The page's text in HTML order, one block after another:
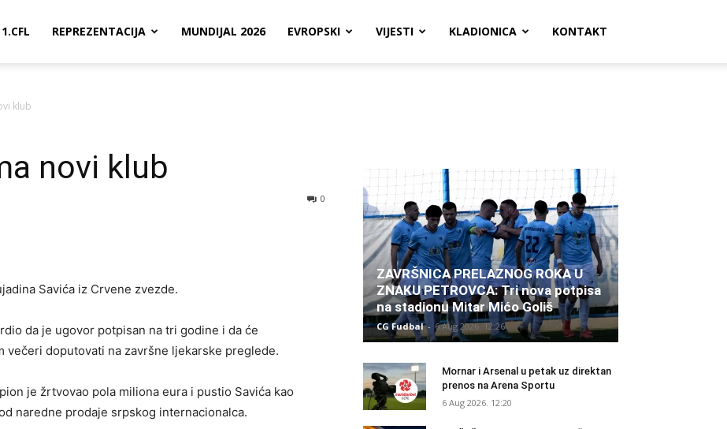
1.CFL REPREZENTACIJA MUNDIJAL 2026 EVROPSKI VIJESTI KLADIONICA KONTAKT
klub
novi klub
0
Savića iz Crvene zvezde.
da je ugovor potpisan na tri godine i da će
doputovati na završne ljekarske preglede.
je žrtvovao pola miliona eura i pustio Savića kao
naredne prodaje srpskog internacionalca.
ZAVRŠNICA PRELAZNOG ROKA U
ZNAKU PETROVCA: Tri nova potpisa
na stadionu Mitar Mićo Goliš
CG Fudbal - 6 Aug 2026. 12:26
Mornar i Arsenal u petak uz direktan
prenos na Arena Sportu
6 Aug 2026. 12:20